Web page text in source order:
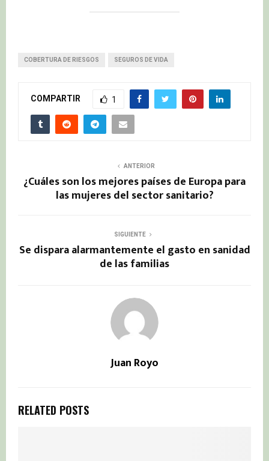
COBERTURA DE RIESGOS SEGUROS DE VIDA
COMPARTIR 1
ANTERIOR
¿Cuáles son los mejores países de Europa para
las mujeres del sector sanitario?
SIGUIENTE
Se dispara alarmantemente el gasto en sanidad
de las familias
Juan Royo
RELATED POSTS